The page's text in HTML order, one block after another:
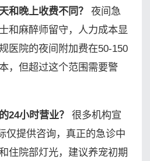
和晚上收费不同？
夜间急
和麻醉师留守，人力成本显
医院的夜间附加费在50-150
，但超过这个范围需要警
24小时营业？
很多机构宣
仅提供咨询，真正的急诊中
住院部灯光，建议养宠初期